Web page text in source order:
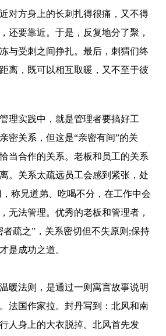
对方身上的长刺扎得很痛，又不得
还要靠近。于是，反复地分了聚，
与受刺之间挣扎。最后，刺猬们终
离，既可以相互取暖，又不至于彼
理实践中，就是管理者要搞好工
密关系，但这是“亲密有间”的关
当合作的关系。老板和员工的关系
。关系太疏远员工会感到紧张，处
称兄道弟、吃喝不分，在工作中会
无法管理。优秀的老板和管理者，
者疏之”，关系密切但不失原则;保持
是成功之道。
暖法则，是通过一则寓言故事说明
法国作家拉。封丹写到：北风和南
人身上的大衣脱掉。北风首先发